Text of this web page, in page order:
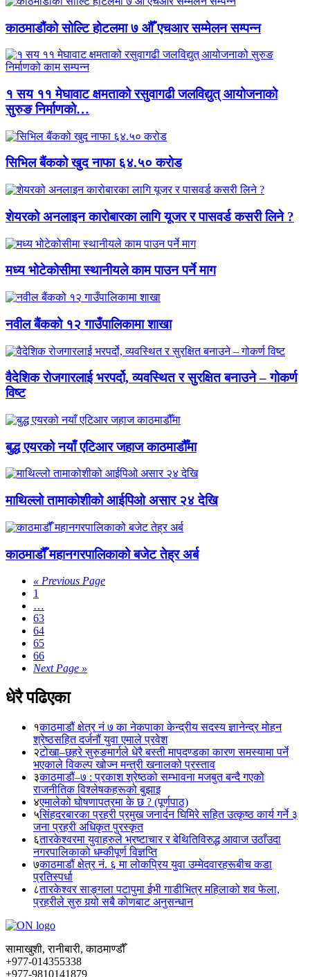
काठमाडौंको सोल्टि होटलमा ७ औँ एचआर सम्मेलन सम्पन्न
१ सय ११ मेघावाट क्षमताको रसुवागढी जलविद्युत् आयोजनाको
सुरुङ निर्माणको…
सिभिल बैंकको खुद नाफा ६४.५० करोड
शेयरको अनलाइन कारोबारका लागि यूजर र पासवर्ड कसरी लिने ?
मध्य भोटेकोसीमा स्थानीयले काम पाउन पर्ने माग
नवील बैंकको १२ गाउँपालिकामा शाखा
वैदेशिक रोजगारलाई भरपर्दो, व्यवस्थित र सुरक्षित बनाउने – गोकर्ण
विष्ट
बुद्ध एयरको नयाँ एटिआर जहाज काठमाडौँमा
माथिल्लो तामाकोशीको आईपिओ असार २४ देखि
काठमाडौँं महानगरपालिकाको बजेट तेह्र अर्ब
« Previous Page
1
…
63
64
65
66
Next Page »
धेरै पढिएका
१काठमाडौं क्षेत्र नं ७ का नेकपाका केन्द्रीय सदस्य ज्ञानेन्द्र मोहन
श्रेष्ठसहित दर्जनौं युवा एमाले प्रवेश
२टोखा–छहरे सुरुङमार्गले धेरै बस्ती मापदण्डका कारण समस्यामा पर्ने
भएकाले विकल्प खोज्न मन्त्री खनालको प्रस्ताव
३काठमाडौं–७ : प्रकाश श्रेष्ठको सम्भावना मजबुत बन्दै गएको
राजनीतिक विश्लेषकहरूको बुझाइ
४एमालेको घोषणापत्रमा के छ ? (पूर्णपाठ)
५सिंहदरबारका प्रहरी प्रमुख जनार्दन घिमिरे सहित उत्कृष्ठ कार्य गर्ने ३
जना प्रहरी अधिकृत पुरस्कृत
६तारकेश्वरमा युवाहरुले भ्रष्टाचार र बेथितिविरुद्ध आवाज उठाँउदा
नगरपालिकाको धम्कीपूर्ण विज्ञप्ति
७काठमाडौं क्षेत्र नं. ६ मा लोकप्रिय युवा उम्मेदवारहरूबीच कडा
प्रतिस्पर्धा
८तारकेश्वर साङ्गला पटापुमा ईभी गाडीभित्र महिलाको शव फेला,
प्रहरीले सुरु गर्‍यो सबै कोणबाट अनुसन्धान
सामाखुशी, रानीबारी, काठमाण्डौँ
+977-014355338
+977-9810141879